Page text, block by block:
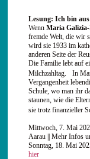
Lesung: Ich bin
Wenn Maria
fremde Welt, die wir
wird sie 1933 im
anderen Seite der
Die Familie lebt auf
Milchzahltag. In
Vergangenheit
Schule, wo man ihr
staunen, wie die
sie trotz finanzieller
Mittwoch, 7. Mai
Aarau || Mehr Infos
Sonntag, 18. Mai
hier